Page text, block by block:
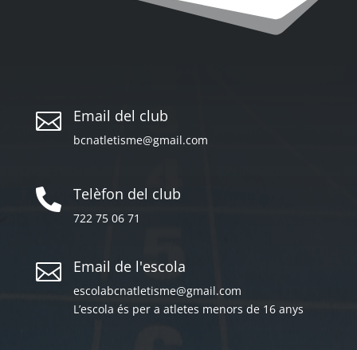
 Email del club
bcnatletisme@gmail.com
 Telèfon del club
722 75 06 71
 Email de l'escola
escolabcnatletisme@gmail.com
L’escola és per a atletes menors de 16 anys